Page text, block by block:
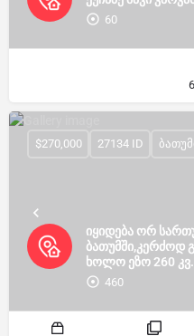
60
იყიდება ორ
ბათუმში,კერძოდ
ხოლო ეზო 260
460
$270,000 27134 ID